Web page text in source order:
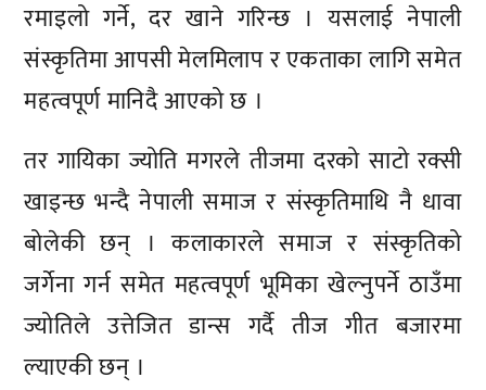
रमाइलो गर्ने, दर खाने गरिन्छ । यसलाई नेपाली
संस्कृतिमा आपसी मेलमिलाप र एकताका लागि समेत
महत्वपूर्ण मानिदै आएको छ ।
तर गायिका ज्योति मगरले तीजमा दरको साटो रक्सी
खाइन्छ भन्दै नेपाली समाज र संस्कृतिमाथि नै धावा
बोलेकी छन् । कलाकारले समाज र संस्कृतिको
जर्गेना गर्न समेत महत्वपूर्ण भूमिका खेल्नुपर्ने ठाउँमा
ज्योतिले उत्तेजित डान्स गर्दै तीज गीत बजारमा
ल्याएकी छन् ।